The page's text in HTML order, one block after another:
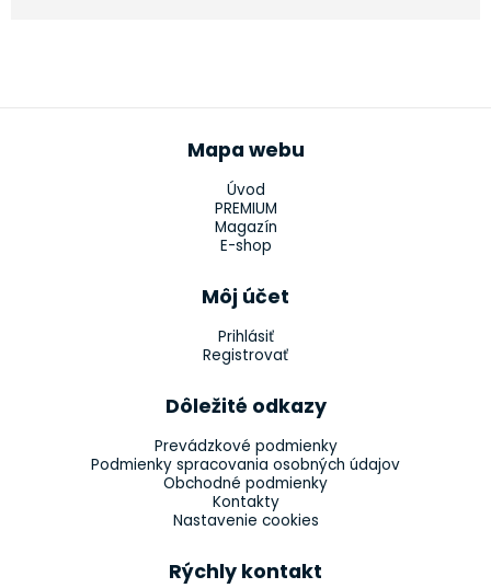
Mapa webu
Úvod
PREMIUM
Magazín
E-shop
Môj účet
Prihlásiť
Registrovať
Dôležité odkazy
Prevádzkové podmienky
Podmienky spracovania osobných údajov
Obchodné podmienky
Kontakty
Nastavenie cookies
Rýchly kontakt